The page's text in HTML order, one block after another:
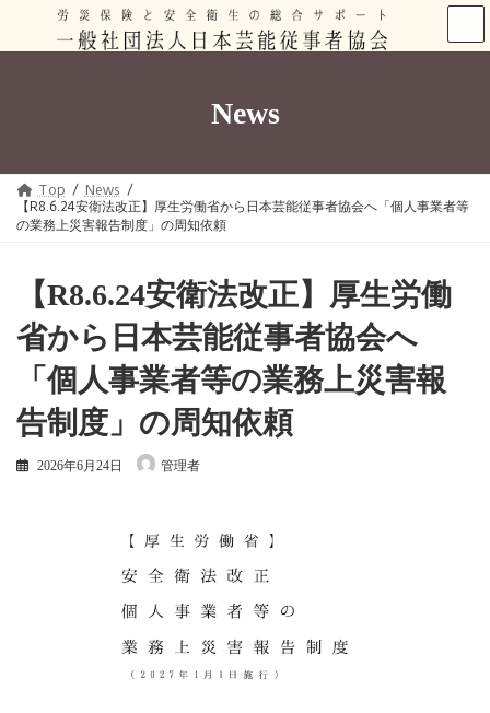
テ
ゲ
News
Top
News
【R8.6.24安衛法改正】厚生労働省から日本芸能従事者協会へ「個人事業者等
の業務上災害報告制度」の周知依頼
【R8.6.24安衛法改正】厚生労働
省から日本芸能従事者協会へ
「個人事業者等の業務上災害報
告制度」の周知依頼
2026年6月24日 管理者